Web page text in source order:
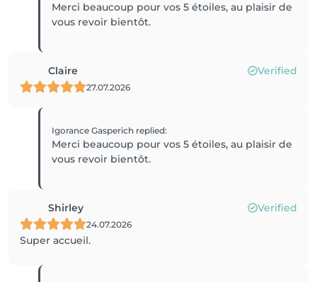
Merci beaucoup pour vos 5 étoiles, au plaisir de
vous revoir bientôt.
Claire Verified
27.07.2026
Igorance Gasperich replied:
Merci beaucoup pour vos 5 étoiles, au plaisir de
vous revoir bientôt.
Shirley Verified
24.07.2026
Super accueil.